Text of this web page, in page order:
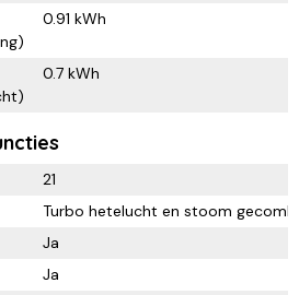
0.91 kWh
0.7 kWh
21
Turbo hetelucht en stoom
Ja
Ja